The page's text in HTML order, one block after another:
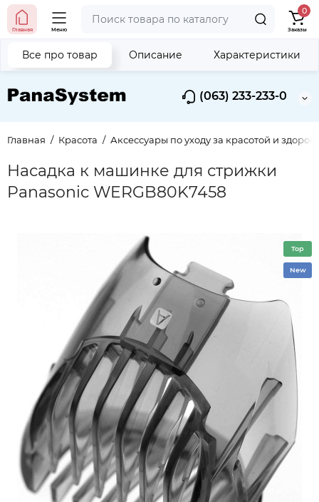
(063) 233-233-0
Главная Меню
0
Заказы
Главная Красота Аксессуары по уходу за красотой и
Насадка к машинке для стрижки
Panasonic WERGB80K7458
Все про товар Описание Характеристики
Top
New